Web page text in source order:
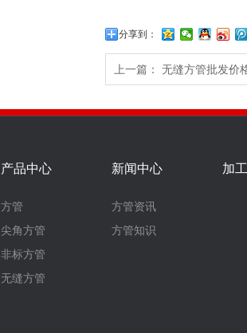
分享到：
上一篇： 无缝方管批发价
产品中心
方管
尖角方管
非标方管
无缝方管
新闻中心
方管资讯
方管知识
加